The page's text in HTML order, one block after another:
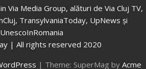
Via Media Group, alături de Via Cluj TV,
TransylvaniaToday, UpNews și
UnescoInRomania
| All rights reserved 2020
| Theme: SuperMag by Acme